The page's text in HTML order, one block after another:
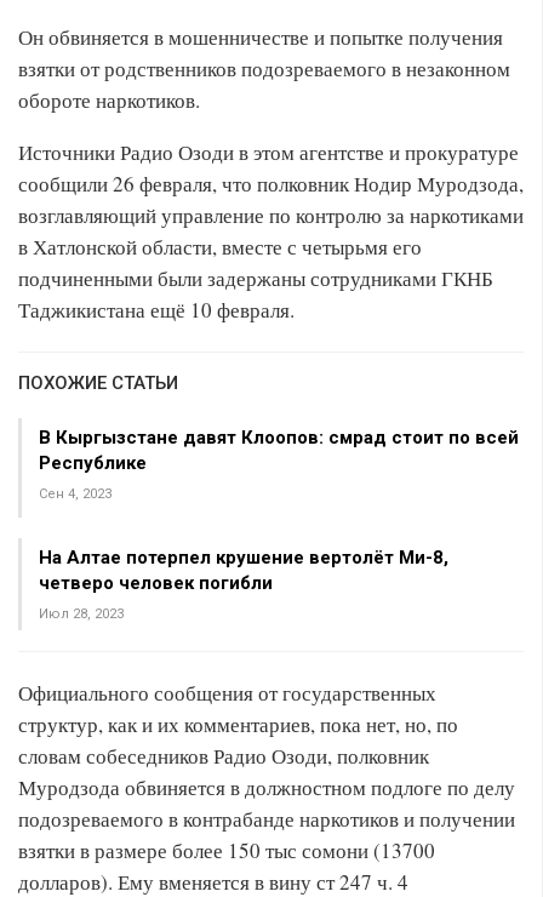
Он обвиняется в мошенничестве и попытке получения
взятки от родственников подозреваемого в незаконном
обороте наркотиков.
Источники Радио Озоди в этом агентстве и прокуратуре
сообщили 26 февраля, что полковник Нодир Муродзода,
возглавляющий управление по контролю за наркотиками
в Хатлонской области, вместе с четырьмя его
подчиненными были задержаны сотрудниками ГКНБ
Таджикистана ещё 10 февраля.
ПОХОЖИЕ СТАТЬИ
В Кыргызстане давят Клоопов: смрад стоит по всей
Республике
Сен 4, 2023
На Алтае потерпел крушение вертолёт Ми-8,
четверо человек погибли
Июл 28, 2023
Официального сообщения от государственных
структур, как и их комментариев, пока нет, но, по
словам собеседников Радио Озоди, полковник
Муродзода обвиняется в должностном подлоге по делу
подозреваемого в контрабанде наркотиков и получении
взятки в размере более 150 тыс сомони (13700
долларов). Ему вменяется в вину ст 247 ч. 4